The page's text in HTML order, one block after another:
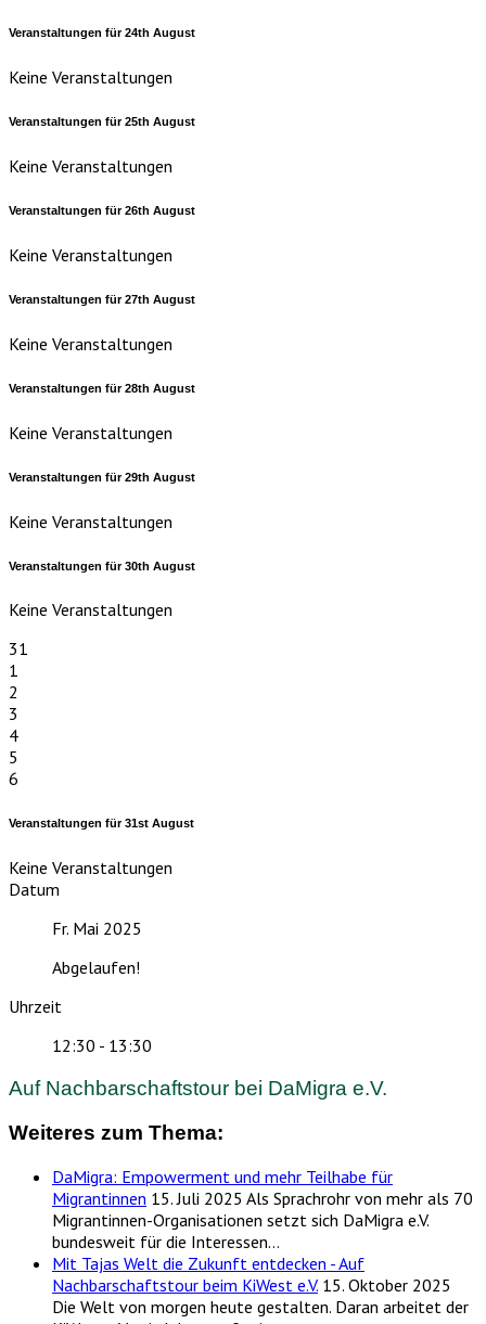
Veranstaltungen für24th August
Keine Veranstaltungen
Veranstaltungen für25th August
Keine Veranstaltungen
Veranstaltungen für26th August
Keine Veranstaltungen
Veranstaltungen für27th August
Keine Veranstaltungen
Veranstaltungen für28th August
Keine Veranstaltungen
Veranstaltungen für29th August
Keine Veranstaltungen
Veranstaltungen für30th August
Keine Veranstaltungen
31
1
2
3
4
5
6
Veranstaltungen für31st August
Keine Veranstaltungen
Datum
Fr. Mai 2025
Abgelaufen!
Uhrzeit
12:30 - 13:30
Auf Nachbarschaftstour bei DaMigra e.V.
Weiteres zum Thema:
DaMigra: Empowerment und mehr Teilhabe für
Migrantinnen 15. Juli 2025 Als Sprachrohr von mehr als 70
Migrantinnen-Organisationen setzt sich DaMigra e.V.
bundesweit für die Interessen…
Mit Tajas Welt die Zukunft entdecken - Auf
Nachbarschaftstour beim KiWest e.V. 15. Oktober 2025
Die Welt von morgen heute gestalten. Daran arbeitet der